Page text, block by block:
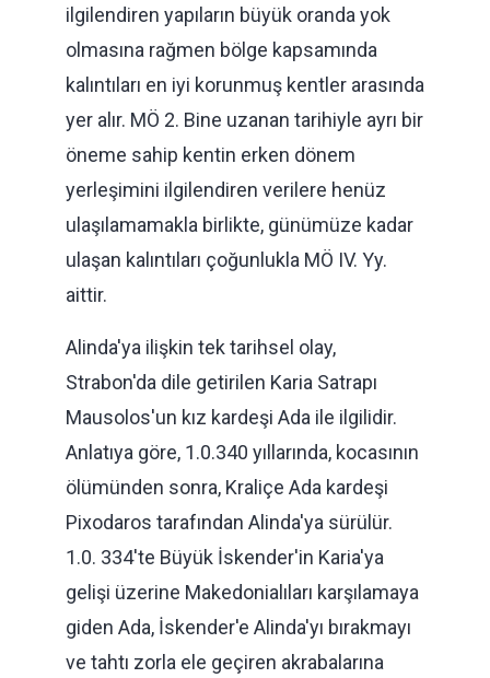
ilgilendiren yapıların büyük oranda yok
olmasına rağmen bölge kapsamında
kalıntıları en iyi korunmuş kentler arasında
yer alır. MÖ 2. Bine uzanan tarihiyle ayrı bir
öneme sahip kentin erken dönem
yerleşimini ilgilendiren verilere henüz
ulaşılamamakla birlikte, günümüze kadar
ulaşan kalıntıları çoğunlukla MÖ IV. Yy.
aittir.
Alinda'ya ilişkin tek tarihsel olay,
Strabon'da dile getirilen Karia Satrapı
Mausolos'un kız kardeşi Ada ile ilgilidir.
Anlatıya göre, 1.0.340 yıllarında, kocasının
ölümünden sonra, Kraliçe Ada kardeşi
Pixodaros tarafından Alinda'ya sürülür.
1.0. 334'te Büyük İskender'in Karia'ya
gelişi üzerine Makedonialıları karşılamaya
giden Ada, İskender'e Alinda'yı bırakmayı
ve tahtı zorla ele geçiren akrabalarına